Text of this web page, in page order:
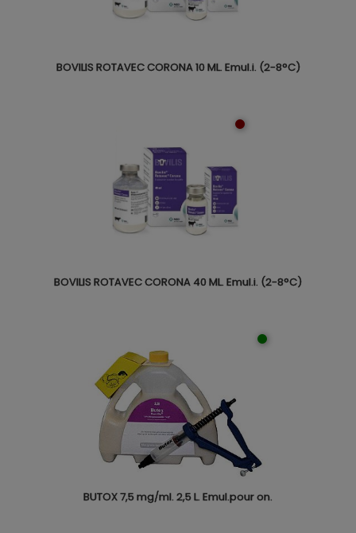
BOVILIS ROTAVEC CORONA 10 ML. Emul.i. (2-8°C)
BOVILIS ROTAVEC CORONA 40 ML. Emul.i. (2-8°C)
BUTOX 7,5 mg/ml. 2,5 L. Emul.pour on.